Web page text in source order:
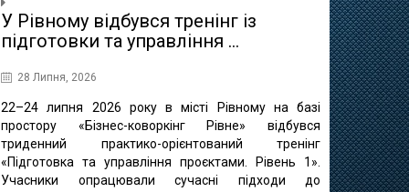
У Рівному відбувся тренінг із
підготовки та управління ...
28 Липня, 2026
22–24 липня 2026 року в місті Рівному на базі
простору «Бізнес-коворкінг Рівне» відбувся
триденний практико-орієнтований тренінг
«Підготовка та управління проєктами. Рівень 1».
Учасники опрацювали сучасні підходи до
освіти
16 Липня,
10 липня в
відбулася
міста Рівне